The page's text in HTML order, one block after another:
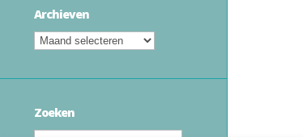
Archieven
Zoeken